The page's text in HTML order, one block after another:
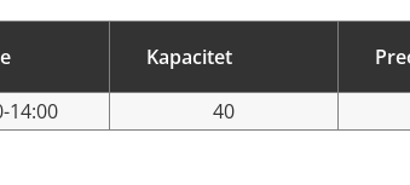
Kapacitet
14:00 40